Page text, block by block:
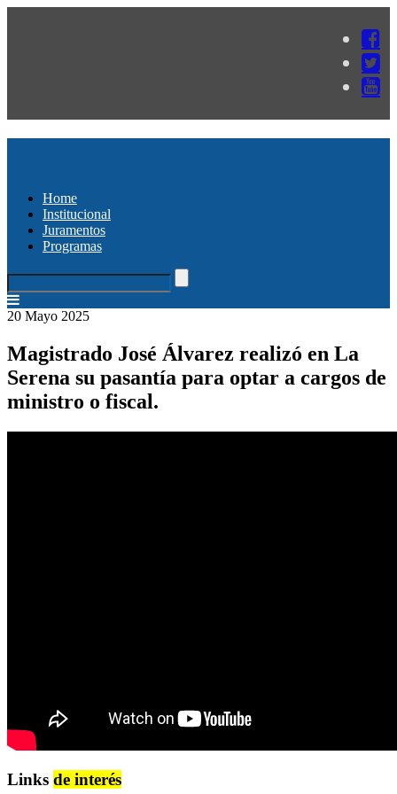
Home
Institucional
Juramentos
Programas
20 Mayo 2025
Magistrado José Álvarez realizó en La
Serena su pasantía para optar a cargos de
ministro o fiscal.
Links de interés